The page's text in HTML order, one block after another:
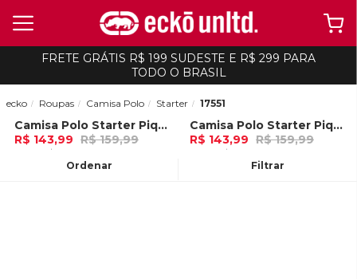
FRETE GRÁTIS R$ 199 SUDESTE E R$ 299 PARA
TODO O BRASIL
Ordenar Filtrar
ecko Roupas Camisa Polo Starter 17551
-10%Camisa Polo Starter Piquet Estampada Preta
R$ 143,99 R$ 159,99
4x de R$ 35,99 Ou
-10%Camisa Polo Starter Piquet Estampada Cinza Mescla
R$ 143,99 R$ 159,99
4x de R$ 35,99 Ou